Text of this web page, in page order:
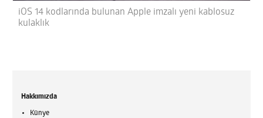
iOS 14 kodlarında bulunan Apple imzalı yeni kablosuz
kulaklık
Hakkımızda
Künye